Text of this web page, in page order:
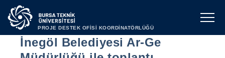
PROJE DESTEK OFİSİ KOORDİNATÖRLÜĞÜ
İnegöl Belediyesi Ar-Ge